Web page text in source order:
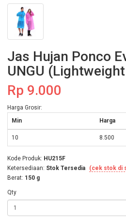
Jas Hujan Ponco
UNGU
Rp 9.000
Harga Grosir:
Min
Harga
10 8.500
Kode Produk: HU215F
Ketersediaan: Stok Tersedia
(cek stok di
Berat: 150 g
Qty